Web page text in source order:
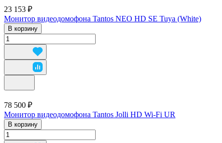
23 153 ₽
Монитор видеодомофона Tantos NEO HD SE Tuya (White)
В корзину
78 500 ₽
Монитор видеодомофона Tantos Jolli HD Wi-Fi UR
В корзину